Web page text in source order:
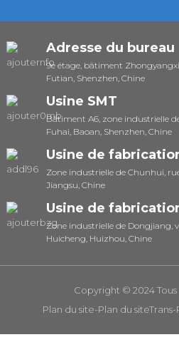
Adresse du bureau
9e étage, bâtiment
Futian, Shenzhen, Chine
Usine SMT
Bâtiment A6, zone industrielle
Fuhai, Baoan, Shenzhen, Chine
Usine de
Zone industrielle de Chunhui,
Jiangsu, Chine
Usine de
Zone industrielle de Dongjiang,
Huicheng, Huizhou, Chine
Copyright © 2024
Plan du site-Plan du siteTrans-